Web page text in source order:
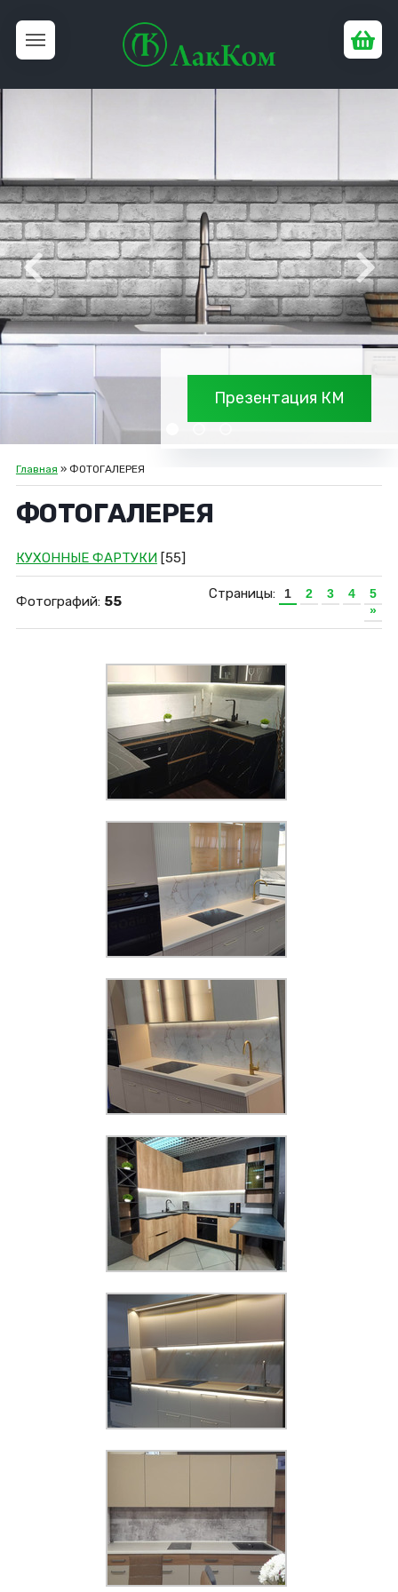
Презентация КМ
Главная » ФОТОГАЛЕРЕЯ
ФОТОГАЛЕРЕЯ
КУХОННЫЕ ФАРТУКИ [55]
Фотографий: 55 Страницы: 1 2 3 4
5
»
Увеличить
KMB 46
Увеличить
KMG 36
Увеличить
KMG 36
Увеличить
KMB 46
Увеличить
Увеличить
Панель KMB 02